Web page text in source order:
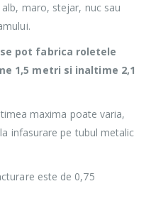
maro, stejar, nuc sau
pot fabrica roletele
1,5 metri si inaltime 2,1
maxima poate varia,
infasurare pe tubul metalic
este de 0,75